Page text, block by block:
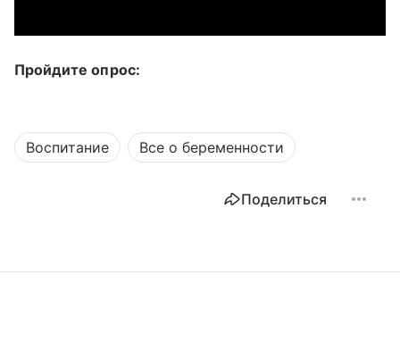
Пройдите опрос:
Воспитание Все о беременности
Поделиться